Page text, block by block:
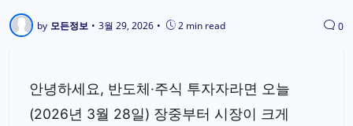
by 모든정보 • 3월 29, 2026 • 2 min read 0
안녕하세요, 반도체·주식 투자자라면 오늘
(2026년 3월 28일) 장중부터 시장이 크게